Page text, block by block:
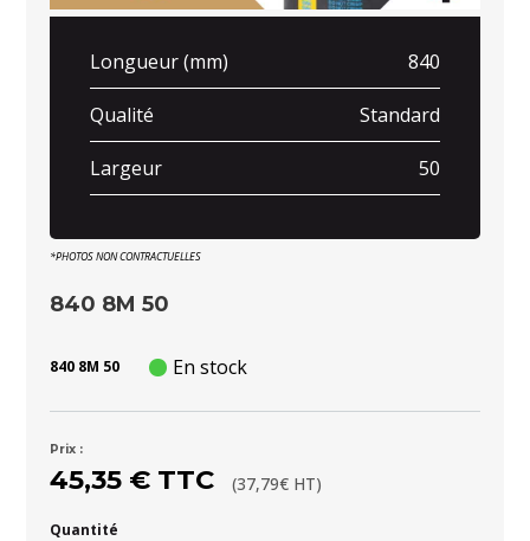
Longueur (mm) 840
Qualité Standard
Largeur 50
*PHOTOS NON CONTRACTUELLES
840 8M 50
840 8M 50 En stock
Prix :
45,35 € TTC (37,79€ HT)
Quantité